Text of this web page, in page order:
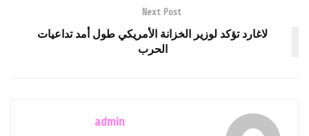
Next Post
لاغارد تؤكد لوزير الخزانة الأمريكي طول أمد تداعيات
الحرب
admin